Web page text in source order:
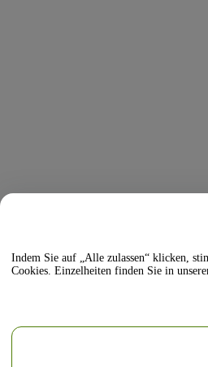
Indem Sie auf „Alle zulassen“ klicken, stimmen Sie
Cookies. Einzelheiten finden Sie in